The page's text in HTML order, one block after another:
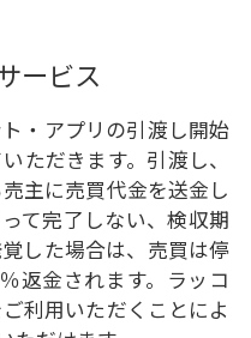
ービス
・アプリの引渡し開始
ただきます。引渡し、
主に売買代金を送金し
て完了しない、検収期
した場合は、売買は停
返金されます。ラッコ
利用いただくことによ